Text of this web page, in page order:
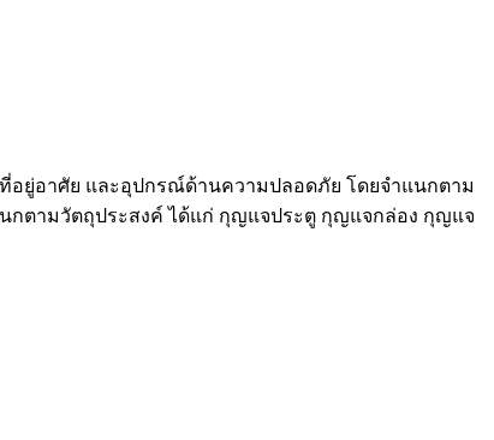
อยู่อาศัย และอุปกรณ์ด้านความปลอดภัย โดยจำแนกตาม
กตามวัตถุประสงค์ ได้แก่ กุญแจประตู กุญแจกล่อง กุญแจ